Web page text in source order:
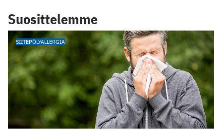
Suosittelemme
SIITEPÖLYALLERGIA